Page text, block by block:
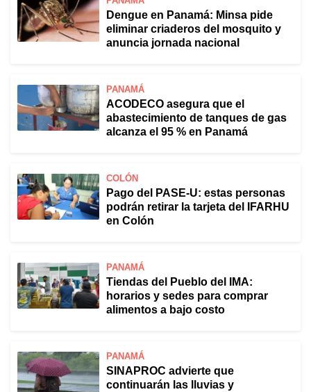
Dengue en Panamá: Minsa pide
eliminar criaderos del mosquito y
anuncia jornada nacional
PANAMÁ
ACODECO asegura que el
abastecimiento de tanques de gas
alcanza el 95 % en Panamá
COLÓN
Pago del PASE-U: estas personas
podrán retirar la tarjeta del IFARHU
en Colón
PANAMÁ
Tiendas del Pueblo del IMA:
horarios y sedes para comprar
alimentos a bajo costo
PANAMÁ
SINAPROC advierte que
continuarán las lluvias y